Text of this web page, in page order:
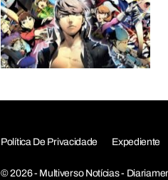
Política De Privacidade Expediente
© 2026 - Multiverso Notícias -